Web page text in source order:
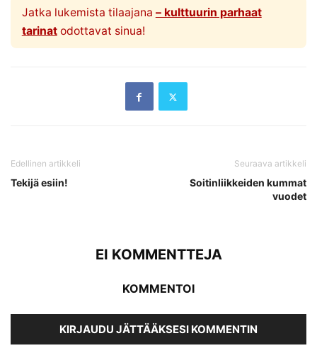
Jatka lukemista tilaajana – kulttuurin parhaat
tarinatodottavat sinua!
Edellinen artikkeli
Tekijä esiin!
Seuraava artikkeli
Soitinliikkeiden kummat
vuodet
EI KOMMENTTEJA
KOMMENTOI
KIRJAUDU JÄTTÄÄKSESI KOMMENTIN